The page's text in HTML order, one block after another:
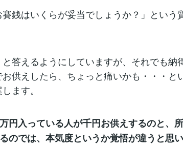
賽銭はいくらが妥当でしょうか？」という
と答えるようにしていますが、それでも納
お供えしたら、ちょっと痛いかも・・・と
ます。
円入っている人が千円お供えするのと、
のでは、本気度というか覚悟が違うと思い